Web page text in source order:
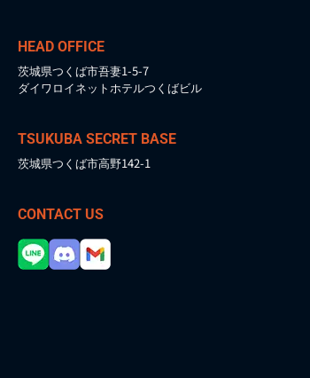
HEAD OFFICE
茨城県つくば市吾妻1-5-7
ダイワロイネットホテルつくばビル
TSUKUBA SECRET BASE
茨城県つくば市高野142-1
CONTACT US